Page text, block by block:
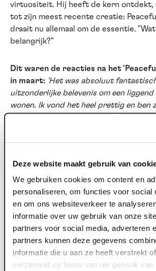
Deze website maakt gebruik van
We gebruiken cookies om content en
personaliseren, om functies voor social
en om ons websiteverkeer te
informatie over uw gebruik van onze
partners voor social media, adverteren
partners kunnen deze gegevens
informatie die u aan ze heeft verstrekt
verzameld op basis van uw gebruik
virtuositeit. Hij heeft de kern ontdekt,
tot zijn meest recente creatie:
draait nu allemaal om de essentie.
belangrijk?"
Dit waren de reacties na het
in maart: 'Het was absoluut
uitzonderlijke belevenis om een
wonen. Ik vond het heel prettig en ben
heeft echt iets bijzonders in me
geldt blijkbaar ook voor veel andere
klanken extra sterk binnen. Een mooie
LIGCONCERT
Tijdens het ligconcert zit je niet op
beleef je het concert liggend op een
matje.